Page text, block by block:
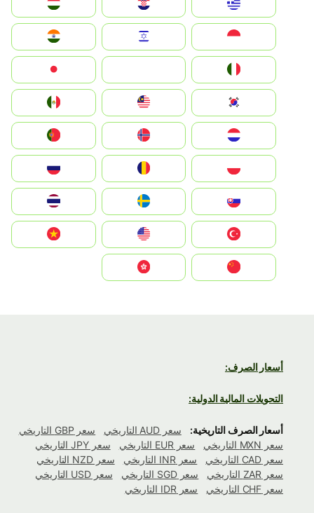
Hrvatska
Magyarország
Indonesia
South Korea
Nederland
Portugal
România
Slovensko
United States
Vietnam
أسعار الصرف:
التحويلات المالية الدولية:
أسعار الصرف التاريخية: سعر AUD التاريخي
سعر GBP التاريخي
سعر MXN التاريخي
سعر EUR التاريخي
سعر JPY التاريخي
سعر CAD التاريخي
سعر INR التاريخي
سعر NZD التاريخي
سعر ZAR التاريخي
سعر SGD التاريخي
سعر USD التاريخي
سعر CHF التاريخي
سعر IDR التاريخي